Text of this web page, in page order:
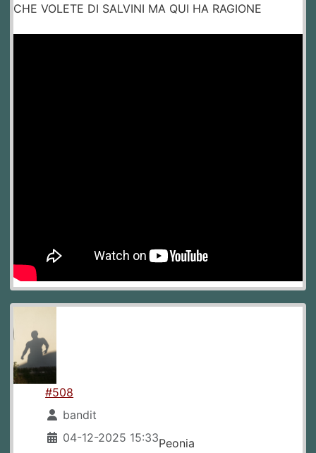
CHE VOLETE DI SALVINI MA QUI HA RAGIONE
#508
bandit
04-12-2025 15:33Peonia